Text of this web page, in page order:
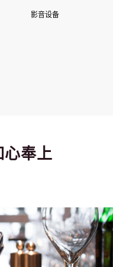
影音设备
心奉上